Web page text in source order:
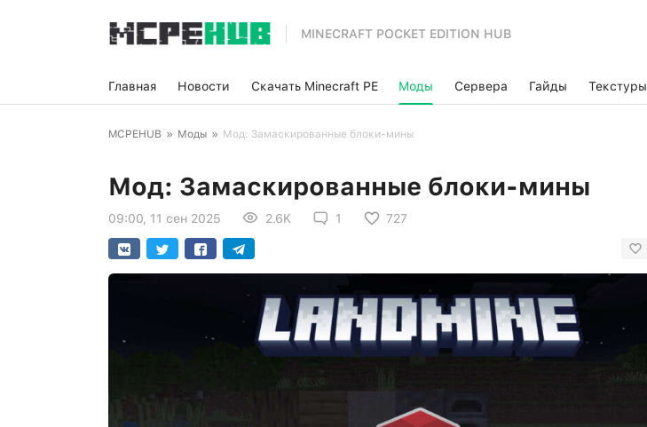
MINECRAFT POCKET EDITION HUB
Главная Новости Скачать Minecraft PE Моды Сервера Гайды Текстуры
MCPEHUB » Моды » Мод: Замаскированные блоки-мины
Мод: Замаскированные блоки-мины
09:00, 11 сен 2025 2.6K 1 727